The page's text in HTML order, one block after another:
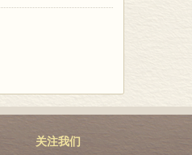
关注我们